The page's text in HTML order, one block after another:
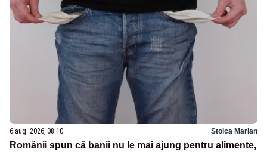
6 aug. 2026, 08:10 Stoica Marian
Românii spun că banii nu le mai ajung pentru alimente,